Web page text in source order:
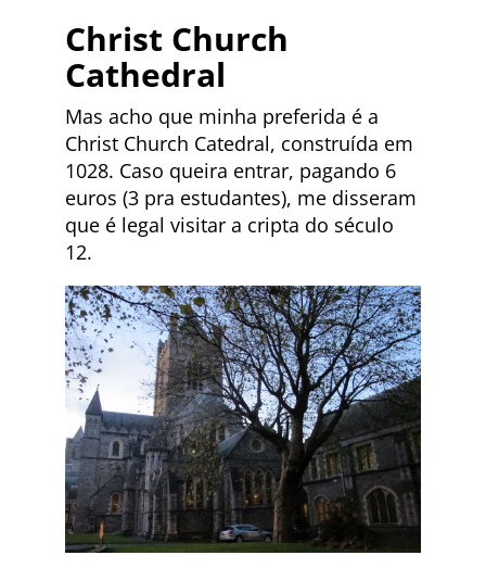
Christ Church
Cathedral
Mas acho que minha preferida é a
Christ Church Catedral, construída em
1028. Caso queira entrar, pagando 6
euros (3 pra estudantes), me disseram
que é legal visitar a cripta do século
12.